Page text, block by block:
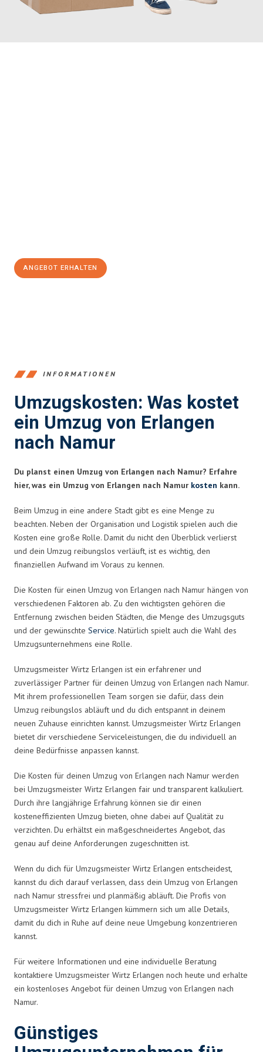
ANGEBOT ERHALTEN
INFORMATIONEN
Umzugskosten: Was kostet
ein Umzug von Erlangen
nach Namur
Du planst einen Umzug von Erlangen nach Namur? Erfahre
hier, was ein Umzug von Erlangen nach Namur kosten kann.
Beim Umzug in eine andere Stadt gibt es eine Menge zu
beachten. Neben der Organisation und Logistik spielen auch die
Kosten eine große Rolle. Damit du nicht den Überblick verlierst
und dein Umzug reibungslos verläuft, ist es wichtig, den
finanziellen Aufwand im Voraus zu kennen.
Die Kosten für einen Umzug von Erlangen nach Namur hängen von
verschiedenen Faktoren ab. Zu den wichtigsten gehören die
Entfernung zwischen beiden Städten, die Menge des Umzugsguts
und der gewünschte Service. Natürlich spielt auch die Wahl des
Umzugsunternehmens eine Rolle.
Umzugsmeister Wirtz Erlangen ist ein erfahrener und
zuverlässiger Partner für deinen Umzug von Erlangen nach Namur.
Mit ihrem professionellen Team sorgen sie dafür, dass dein
Umzug reibungslos abläuft und du dich entspannt in deinem
neuen Zuhause einrichten kannst. Umzugsmeister Wirtz Erlangen
bietet dir verschiedene Serviceleistungen, die du individuell an
deine Bedürfnisse anpassen kannst.
Die Kosten für deinen Umzug von Erlangen nach Namur werden
bei Umzugsmeister Wirtz Erlangen fair und transparent kalkuliert.
Durch ihre langjährige Erfahrung können sie dir einen
kosteneffizienten Umzug bieten, ohne dabei auf Qualität zu
verzichten. Du erhältst ein maßgeschneidertes Angebot, das
genau auf deine Anforderungen zugeschnitten ist.
Wenn du dich für Umzugsmeister Wirtz Erlangen entscheidest,
kannst du dich darauf verlassen, dass dein Umzug von Erlangen
nach Namur stressfrei und planmäßig abläuft. Die Profis von
Umzugsmeister Wirtz Erlangen kümmern sich um alle Details,
damit du dich in Ruhe auf deine neue Umgebung konzentrieren
kannst.
Für weitere Informationen und eine individuelle Beratung
kontaktiere Umzugsmeister Wirtz Erlangen noch heute und erhalte
ein kostenloses Angebot für deinen Umzug von Erlangen nach
Namur.
Günstiges